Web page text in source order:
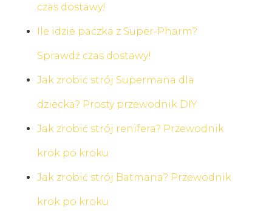
czas dostawy!
Ile idzie paczka z Super-Pharm?
Sprawdź czas dostawy!
Jak zrobić strój Supermana dla
dziecka? Prosty przewodnik DIY
Jak zrobić strój renifera? Przewodnik
krok po kroku
Jak zrobić strój Batmana? Przewodnik
krok po kroku